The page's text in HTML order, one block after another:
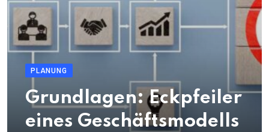
PLANUNG
Grundlagen: Eckpfeiler
eines Geschäftsmodells